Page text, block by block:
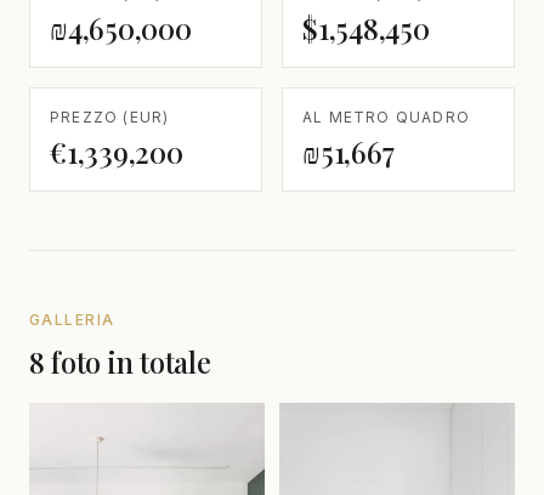
₪4,650,000 $1,548,450
PREZZO (EUR)
€1,339,200
AL METRO QUADRO
₪51,667
GALLERIA
8 foto in totale